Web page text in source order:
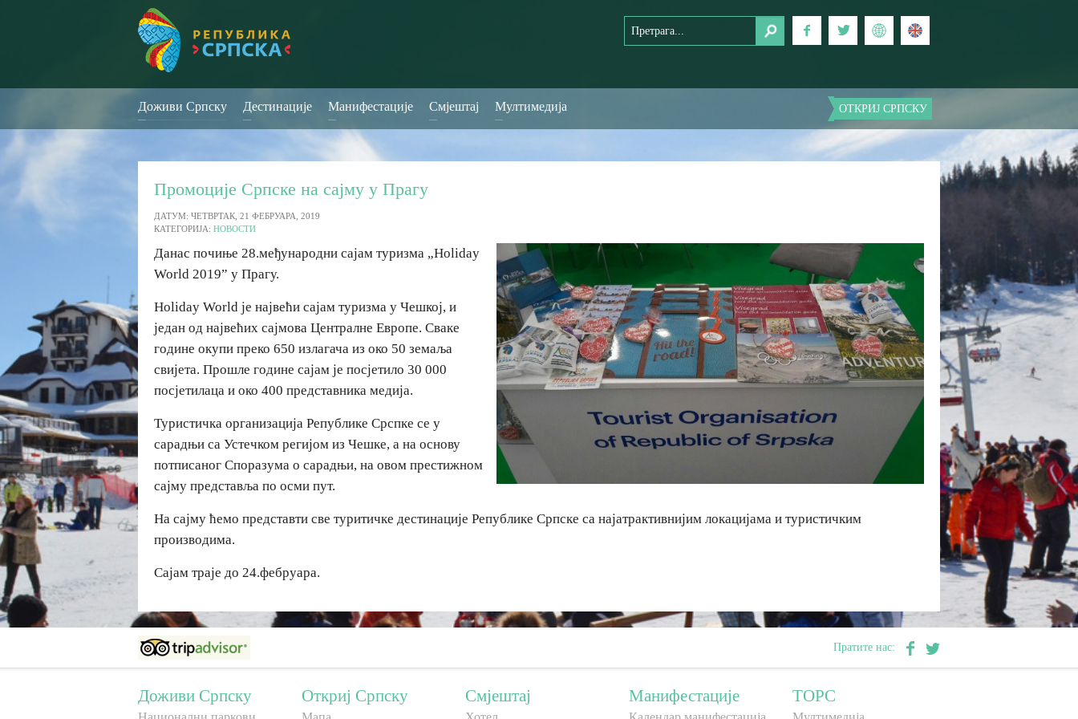
Доживи Српску Дестинације Манифестације Смјештај Мултимедија ОТКРИЈ СРПСКУ
Промоције Српске на сајму у Прагу
ДАТУМ: ЧЕТВРТАК, 21 ФЕБРУАРА, 2019
КАТЕГОРИЈА: НОВОСТИ
Данас почиње 28.међународни сајам туризма „Holiday
World 2019” у Прагу.
Holiday World је највећи сајам туризма у Чешкој, и
један од највећих сајмова Централне Европе. Сваке
године окупи преко 650 излагача из око 50 земаља
свијета. Прошле године сајам је посјетило 30 000
посјетилаца и око 400 представника медија.
Туристичка организација Републике Срспке се у
сарадњи са Устечком регијом из Чешке, а на основу
потписаног Споразума о сарадњи, на овом престижном
сајму представља по осми пут.
На сајму ћемо представти све туритичке дестинације Републике Српске са најатрактивнијим локацијама и туристичким
производима.
Сајам траје до 24.фебруара.
Пратите нас:
Доживи Српску Откриј Српску Смјештај Манифестације ТОРС